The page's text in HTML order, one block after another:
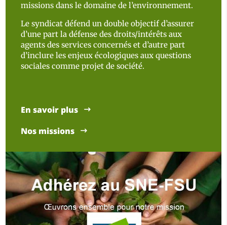
missions dans le domaine de l’environnement.
Le syndicat défend un double objectif d’assurer
d’une part la défense des droits/intérêts aux
agents des services concernés et d’autre part
d’inclure les enjeux écologiques aux questions
sociales comme projet de société.
En savoir plus
Nos missions